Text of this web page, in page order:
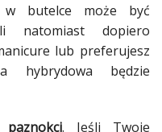
w butelce może być
natomiast dopiero
lub preferujesz
hybrydowa będzie
. Jeśli Twoje